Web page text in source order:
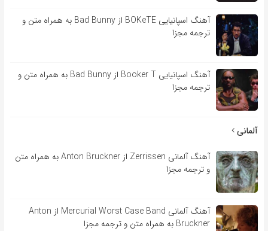
آهنگ اسپانیایی BOKeTE از Bad Bunny به همراه متن و
ترجمه مجزا
آهنگ اسپانیایی Booker T از Bad Bunny به همراه متن و
ترجمه مجزا
آلمانی
آهنگ آلمانی Zerrissen از Anton Bruckner به همراه متن
و ترجمه مجزا
آهنگ آلمانی Mercurial Worst Case Band از Anton
Bruckner به همراه متن و ترجمه مجزا